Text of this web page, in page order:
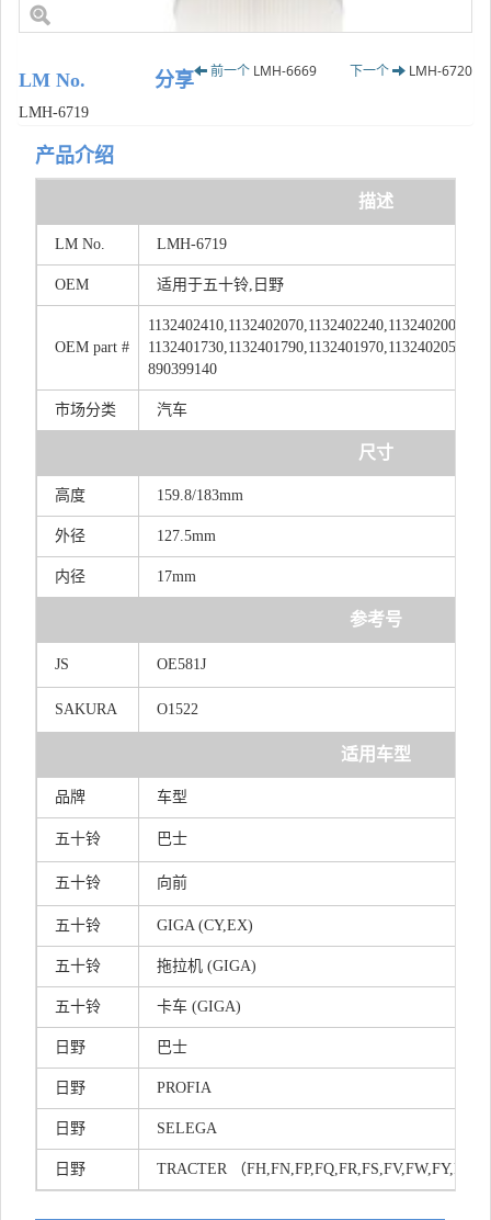
LM No.
LMH-6719
分享 前一个 LMH-6669 下一个 LMH-6720
产品介绍
描述
LM No. LMH-6719
OEM 适用于五十铃,日野
OEM part #
890399140
市场分类 汽车
尺寸
高度 159.8/183mm
外径 127.5mm
内径 17mm
参考号
JS OE581J
SAKURA O1522
适用车型
品牌 车型
五十铃 巴士
五十铃 向前
五十铃 GIGA (CY,EX)
五十铃 拖拉机 (GIGA)
五十铃 卡车 (GIGA)
日野 巴士
日野 PROFIA
日野 SELEGA
日野 TRACTER （